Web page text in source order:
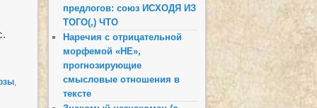
,
предлогов: союз ИСХОДЯ ИЗ
ТОГО(,) ЧТО
Наречия с отрицательной
морфемой «НЕ»,
прогнозирующие
смысловые отношения в
тексте